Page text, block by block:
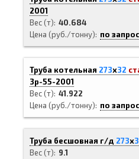
2001
Вес (т) 40.684
Цена (руб./тонну)
по
Труба котельная 273х32
3р-55-2001
Вес (т) 41.922
Цена (руб./тонну)
по
Труба бесшовная г/д 273х
Вес (т)
9.1